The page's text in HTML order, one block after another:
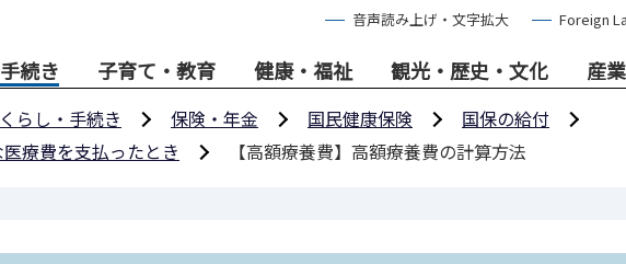
音声読み上げ・文字拡大 Foreign
続き 子育て・教育 健康・福祉 観光・歴史・文化 産
くらし・手続き 保険・年金 国民健康保険
国保の給付
療費を支払ったとき
【高額療養費】高額療養費の計算方法